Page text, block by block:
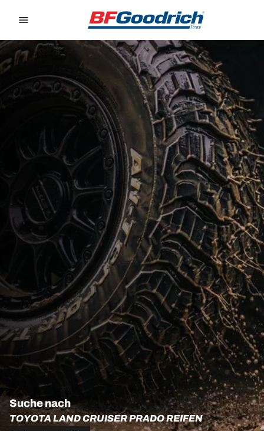
Suche nach
TOYOTA LAND CRUISER PRADO REIFEN